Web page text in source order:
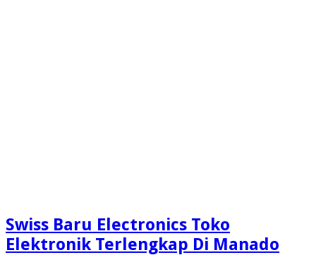
Swiss Baru Electronics Toko
Elektronik Terlengkap Di Manado